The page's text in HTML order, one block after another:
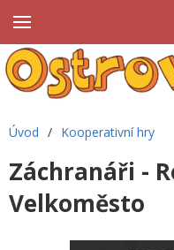
Úvod / Kooperativní hry
Záchranáři -
Velkoměsto